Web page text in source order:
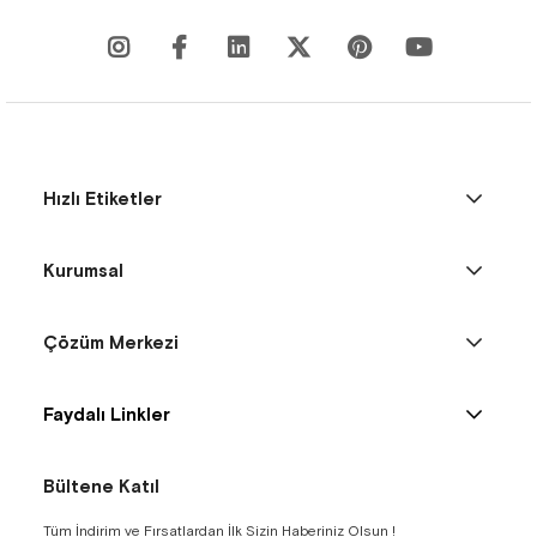
Hızlı Etiketler
Kurumsal
Çözüm Merkezi
Faydalı Linkler
Bültene Katıl
Tüm İndirim ve Fırsatlardan İlk Sizin Haberiniz Olsun !